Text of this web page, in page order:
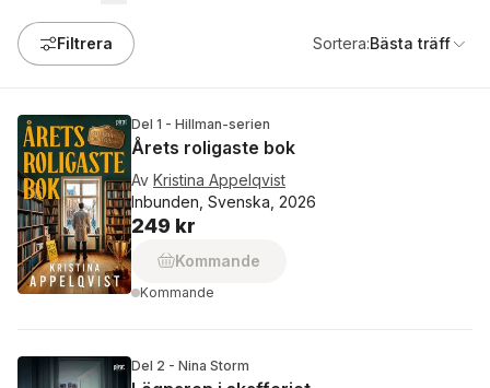
Filtrera Sortera:Bästa träff
Del 1 - Hillman-serien
Årets roligaste bok
Av Kristina Appelqvist
Inbunden, Svenska, 2026
249 kr
Kommande
Kommande
Del 2 - Nina Storm